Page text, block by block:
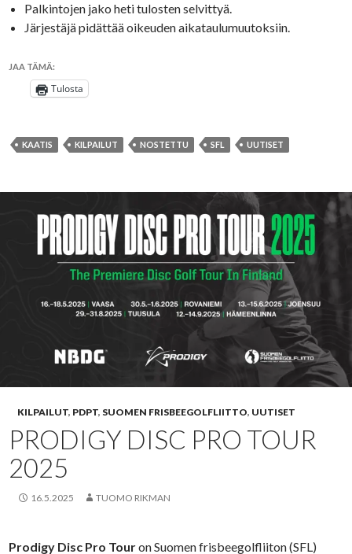
Palkintojen jako heti tulosten selvittyä.
Järjestäjä pidättää oikeuden aikataulumuutoksiin.
JAA TÄMÄ:
Tulosta
KAATIS KILPAILUT NOSTETTU SFL UUTISET
KILPAILUT, PDPT, SUOMEN FRISBEEGOLFLIITTO, UUTISET
PRODIGY DISC PRO TOUR
2025
16.5.2025 TUOMO RIKMAN
Prodigy Disc Pro Touron Suomen frisbeegolfliiton (SFL)